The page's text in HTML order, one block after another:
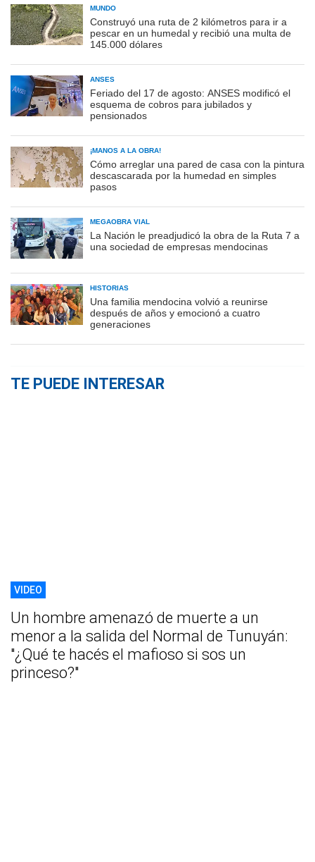
MUNDO
Construyó una ruta de 2 kilómetros para ir a
pescar en un humedal y recibió una multa de
145.000 dólares
ANSES
Feriado del 17 de agosto: ANSES modificó el
esquema de cobros para jubilados y
pensionados
¡MANOS A LA OBRA!
Cómo arreglar una pared de casa con la pintura
descascarada por la humedad en simples
pasos
MEGAOBRA VIAL
La Nación le preadjudicó la obra de la Ruta 7 a
una sociedad de empresas mendocinas
HISTORIAS
Una familia mendocina volvió a reunirse
después de años y emocionó a cuatro
generaciones
TE PUEDE INTERESAR
VIDEO
Un hombre amenazó de muerte a un
menor a la salida del Normal de Tunuyán:
"¿Qué te hacés el mafioso si sos un
princeso?"